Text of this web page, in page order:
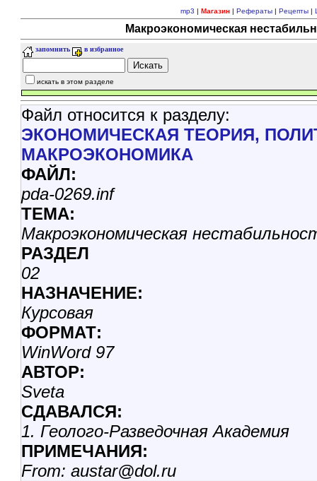
mp3 | Магазин| Рефераты| Рецепты|
Макроэкономическая
запомнить в избранное
искать в этом разделе
Файл относится к разделу:
ЭКОНОМИЧЕСКАЯ ТЕОРИЯ,
МАКРОЭКОНОМИКА
ФАЙЛ:
pda-0269.inf
ТЕМА:
Макроэкономическая
РАЗДЕЛ
02
НАЗНАЧЕНИЕ:
Курсовая
ФОРМАТ:
WinWord 97
АВТОР:
Sveta
СДАВАЛСЯ:
1. Геолого-Разведочная Академия
ПРИМЕЧАНИЯ:
From: austar@dol.ru